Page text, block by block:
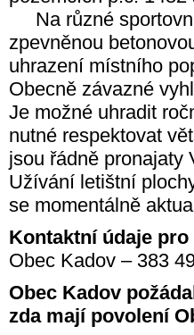
Na různé
zpevněnou
uhrazení místního
Obecně závazné
Je možné uhradit
nutné respektovat
jsou řádně pronajaty
Užívání letištní
se momentálně
Kontaktní údaje
Obec Kadov – 383
Obec Kadov
zda mají povolení